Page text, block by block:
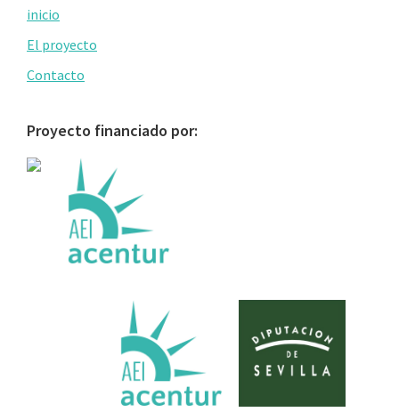
Primary
Sidebar
inicio
El proyecto
Contacto
Proyecto financiado por: